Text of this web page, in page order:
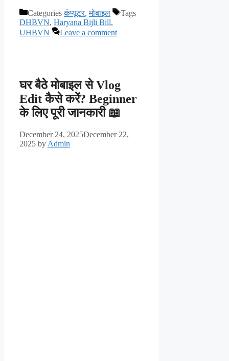
Categoriesकंप्यूटर,मोबाइल
Tags
DHBVN, Haryana Bijli Bill,
UHBVN
Leave a comment
घर बैठे मोबाइल से Vlog
Edit कैसे करें? Beginner
के लिए पूरी जानकारी 📖
December 24, 2025December 22,
2025 by Admin